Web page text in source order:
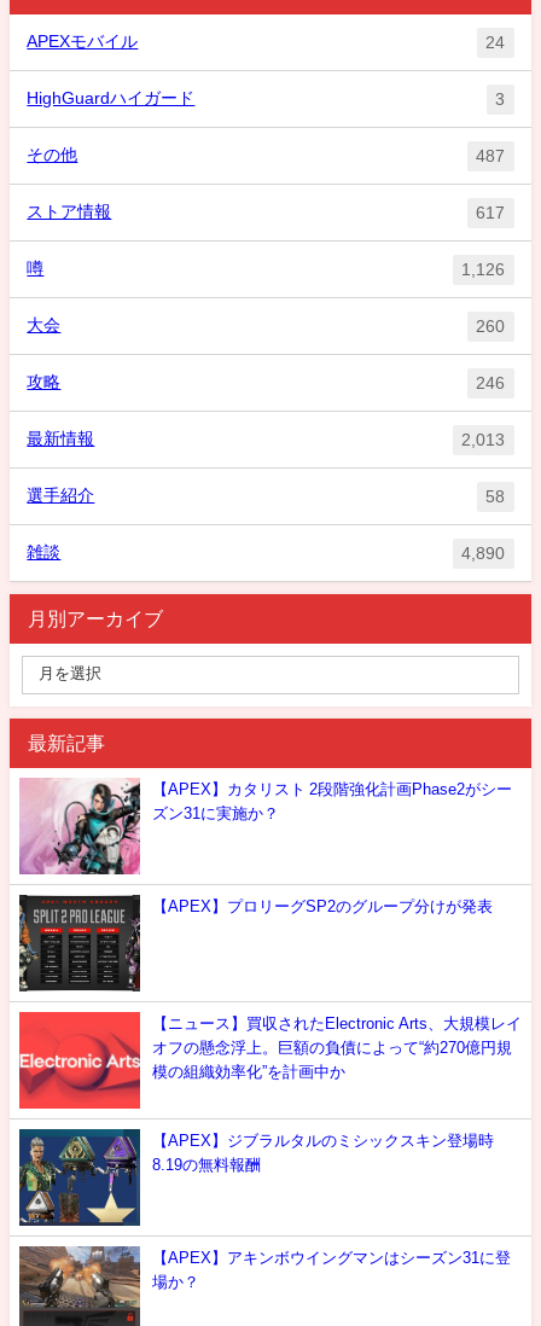
APEXモバイル 24
HighGuardハイガード 3
その他 487
ストア情報 617
噂 1,126
大会 260
攻略 246
最新情報 2,013
選手紹介 58
雑談 4,890
月別アーカイブ
最新記事
【APEX】カタリスト 2段階強化計画Phase2がシー
ズン31に実施か？
【APEX】プロリーグSP2のグループ分けが発表
【ニュース】買収されたElectronic Arts、大規模レイ
オフの懸念浮上。巨額の負債によって“約270億円規
模の組織効率化”を計画中か
【APEX】ジブラルタルのミシックスキン登場時
8.19の無料報酬
【APEX】アキンボウイングマンはシーズン31に登
場か？